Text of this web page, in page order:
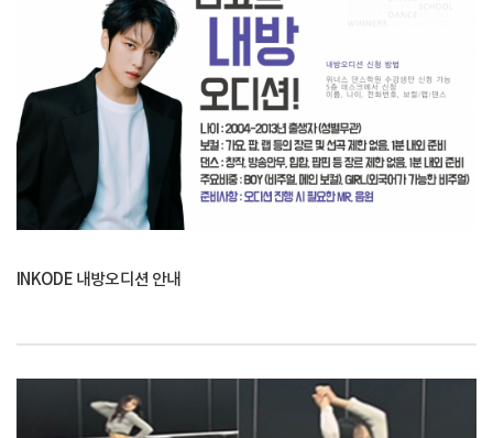
INKODE 내방오디션 안내